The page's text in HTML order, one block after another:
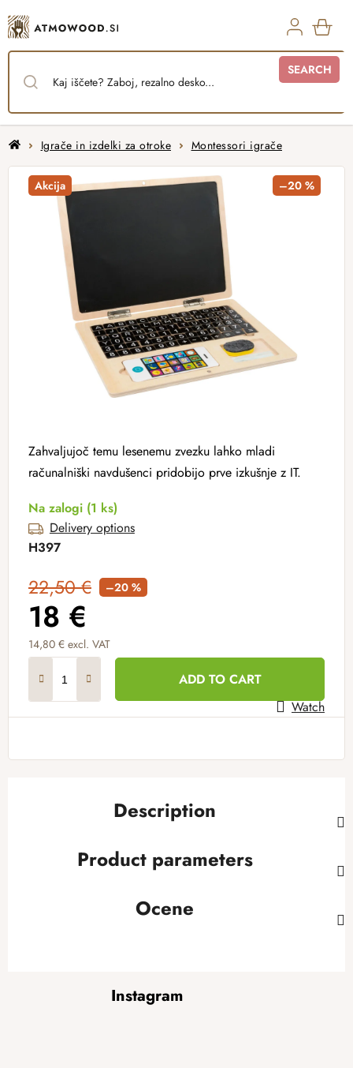
to
content
SEARCH
HomeIgrače in izdelki za otroke Montessori igrače
Zahvaljujoč temu lesenemu zvezku lahko mladi
računalniški navdušenci pridobijo prve izkušnje z IT.
Na zalogi (1 ks)
Delivery options
H397
22,50 € –20 %
18 €
14,80 € excl. VAT
ADD TO CART
Watch
Akcija –20 %
Description
Product parameters
Ocene
Instagram